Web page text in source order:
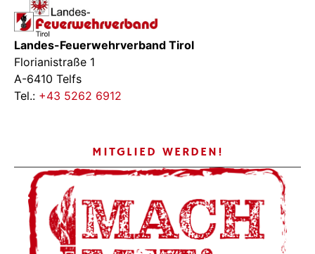
Landes-Feuerwehrverband Tirol
Florianistraße 1
A-6410 Telfs
Tel.: +43 5262 6912
MITGLIED WERDEN!